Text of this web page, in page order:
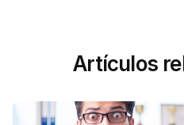
Artículos